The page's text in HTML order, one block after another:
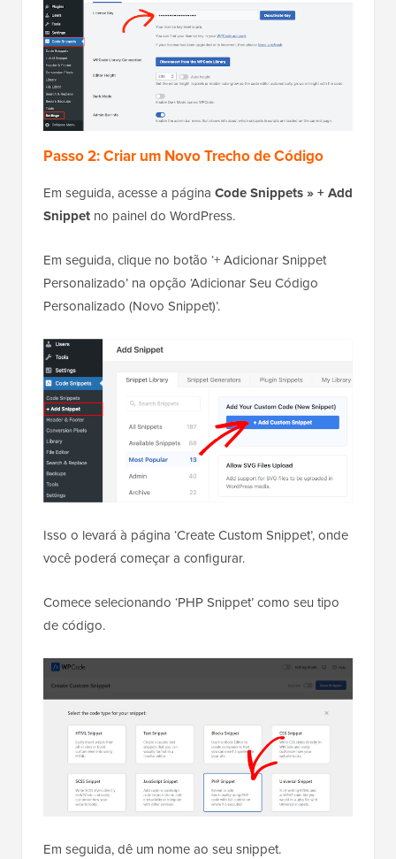
Passo 2: Criar um Novo Trecho de Código
Em seguida, acesse a página Code Snippets » + Add
Snippet no painel do WordPress.
Em seguida, clique no botão ‘+ Adicionar Snippet
Personalizado’ na opção ‘Adicionar Seu Código
Personalizado (Novo Snippet)’.
Isso o levará à página ‘Create Custom Snippet’, onde
você poderá começar a configurar.
Comece selecionando ‘PHP Snippet’ como seu tipo
de código.
Em seguida, dê um nome ao seu snippet.